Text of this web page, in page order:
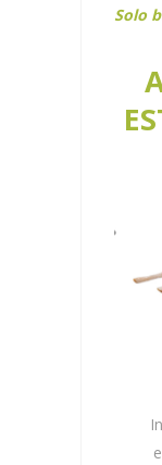
Solo